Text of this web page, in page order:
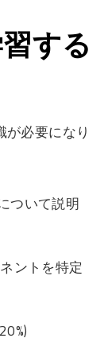
する
必要になり
ついて説明
ントを特定